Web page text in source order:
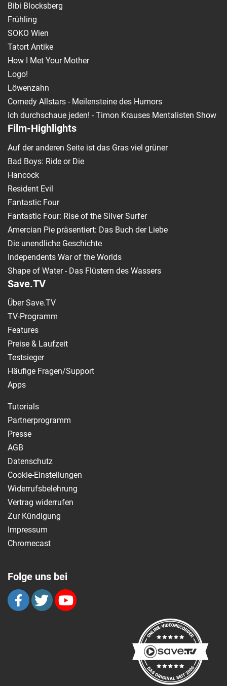
Bibi Blocksberg
Frühling
SOKO Wien
Tatort Antike
How I Met Your Mother
Logo!
Löwenzahn
Comedy Allstars - Meilensteine des Humors
Ich durchschaue jeden! - Timon Krauses Mentalisten Show
Film-Highlights
Auf der anderen Seite ist das Gras viel grüner
Bad Boys: Ride or Die
Hancock
Resident Evil
Fantastic Four
Fantastic Four: Rise of the Silver Surfer
Amercian Pie präsentiert: Das Buch der Liebe
Die unendliche Geschichte
Independents War of the Worlds
Shape of Water - Das Flüstern des Wassers
Save.TV
Über Save.TV
TV-Programm
Features
Preise & Laufzeit
Testsieger
Häufige Fragen/Support
Apps
Tutorials
Partnerprogramm
Presse
AGB
Datenschutz
Cookie-Einstellungen
Widerrufsbelehrung
Vertrag widerrufen
Zur Kündigung
Impressum
Chromecast
Folge uns bei